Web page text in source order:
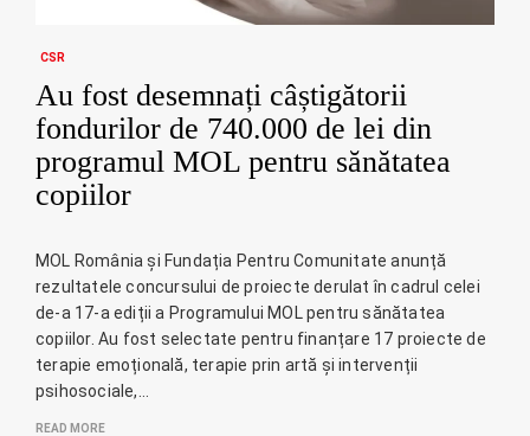
CSR
Au fost desemnați câștigătorii
fondurilor de 740.000 de lei din
programul MOL pentru sănătatea
copiilor
MOL România și Fundația Pentru Comunitate anunță
rezultatele concursului de proiecte derulat în cadrul celei
de-a 17-a ediții a Programului MOL pentru sănătatea
copiilor. Au fost selectate pentru finanțare 17 proiecte de
terapie emoțională, terapie prin artă și intervenții
psihosociale,…
READ MORE